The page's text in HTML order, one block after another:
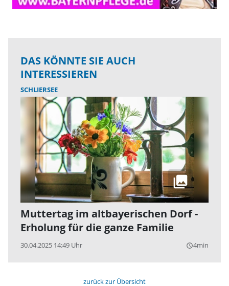
DAS KÖNNTE SIE AUCH
INTERESSIEREN
SCHLIERSEE
Muttertag im altbayerischen Dorf -
Erholung für die ganze Familie
30.04.2025 14:49 Uhr query_builder4min
zurück zur Übersicht